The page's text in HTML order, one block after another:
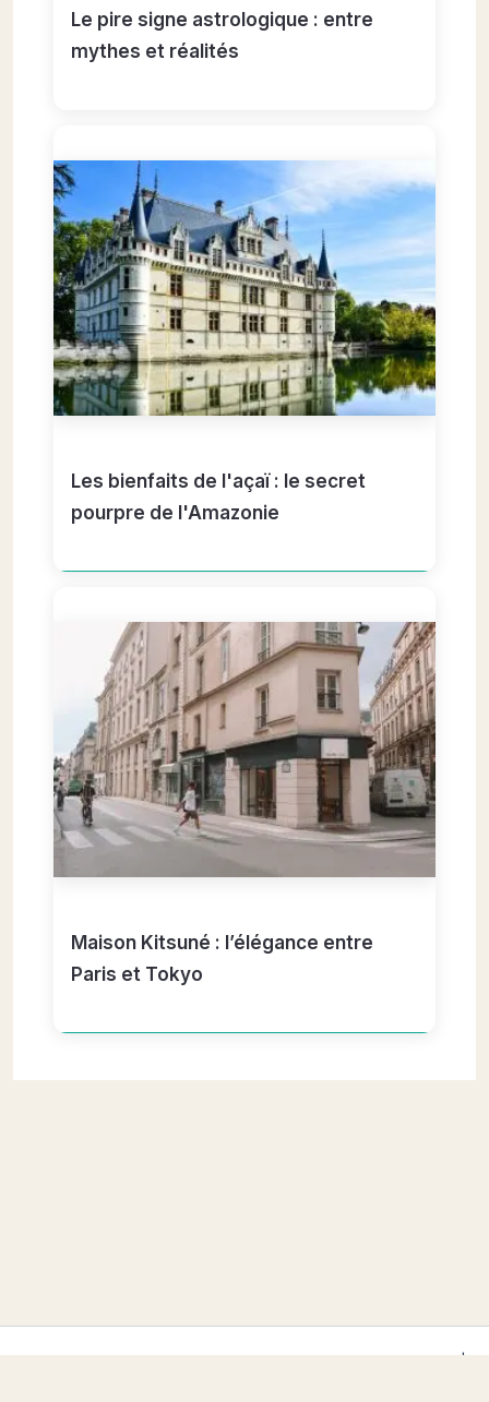
Le pire signe astrologique : entre
mythes et réalités
Les bienfaits de l'açaï : le secret
pourpre de l'Amazonie
Maison Kitsuné : l’élégance entre
Paris et Tokyo